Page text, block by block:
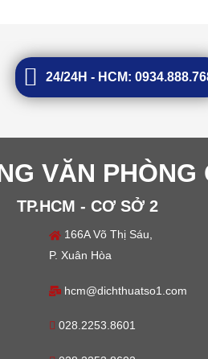
24/24H - HCM:
VĂN PHÒNG
TP.HCM - CƠ SỞ 2
166A Võ Thị Sáu,
P. Xuân Hòa
hcm@dichthuatso1.com
028.2253.8601